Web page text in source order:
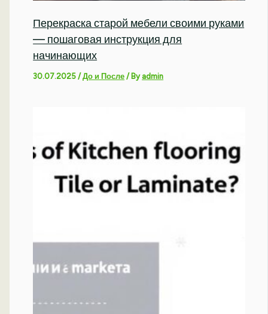
Перекраска старой мебели своими руками
— пошаговая инструкция для
начинающих
30.07.2025/До и После / Byadmin